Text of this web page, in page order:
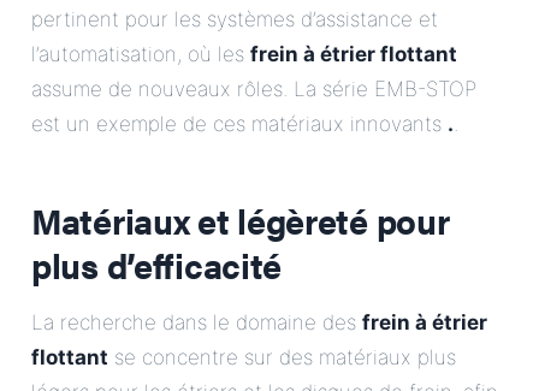
pertinent pour les systèmes d’assistance et
l’automatisation, où les frein à étrier flottant
assume de nouveaux rôles. La série EMB-STOP
est un exemple de ces matériaux innovants ..
Matériaux et légèreté pour
plus d’efficacité
La recherche dans le domaine des frein à étrier
flottant se concentre sur des matériaux plus